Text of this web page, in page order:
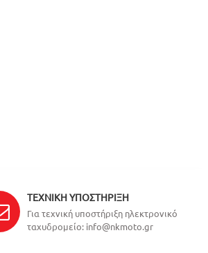
ΤΕΧΝΙΚΉ ΥΠΟΣΤΉΡΙΞΗ
Για τεχνική υποστήριξη ηλεκτρονικό
ταχυδρομείο: info@nkmoto.gr